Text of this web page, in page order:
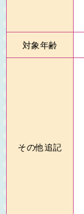
対象年齢
その他追記